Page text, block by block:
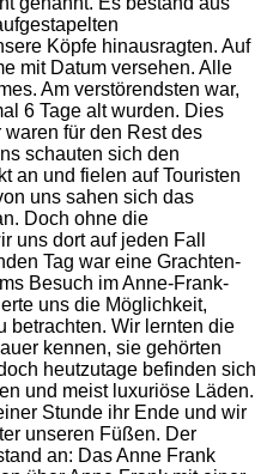
Köpfe hinausragten. Auf
mit Datum versehen. Alle
Am verstörendsten war,
6 Tage alt wurden. Dies
für den Rest des
schauten sich den
an und fielen auf Touristen
uns sahen sich das
Doch ohne die
uns dort auf jeden Fall
Tag war eine Grachten-
Besuch im Anne-Frank-
uns die Möglichkeit,
betrachten. Wir lernten die
kennen, sie gehörten
heutzutage befinden sich
und meist luxuriöse Läden.
Stunde ihr Ende und wir
unseren Füßen. Der
an: Das Anne Frank